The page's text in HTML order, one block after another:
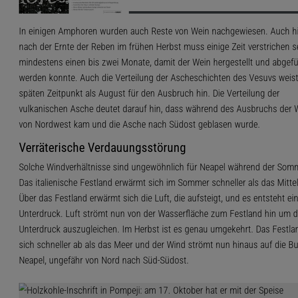
In einigen Amphoren wurden auch Reste von Wein nachgewiesen. Auch
nach der Ernte der Reben im frühen Herbst muss einige Zeit verstrichen
mindestens einen bis zwei Monate, damit der Wein hergestellt und
werden konnte. Auch die Verteilung der Ascheschichten des Vesuvs
späten Zeitpunkt als August für den Ausbruch hin. Die Verteilung der
vulkanischen Asche deutet darauf hin, dass während des Ausbruchs der
von Nordwest kam und die Asche nach Südost geblasen wurde.
Verräterische Verdauungsstörung
Solche Windverhältnisse sind ungewöhnlich für Neapel während der
Das italienische Festland erwärmt sich im Sommer schneller als das
Über das Festland erwärmt sich die Luft, die aufsteigt, und es entsteht ein
Unterdruck. Luft strömt nun von der Wasserfläche zum Festland hin um
Unterdruck auszugleichen. Im Herbst ist es genau umgekehrt. Das
sich schneller ab als das Meer und der Wind strömt nun hinaus auf die
Neapel, ungefähr von Nord nach Süd-Südost.